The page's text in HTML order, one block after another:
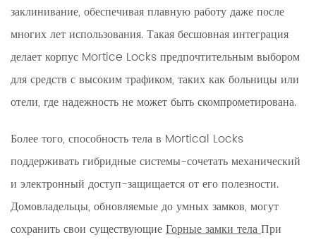
заклинивание, обеспечивая плавную работу даже после
многих лет использования. Такая бесшовная интеграция
делает корпус Mortice Locks предпочтительным выбором
для средств с высоким трафиком, таких как больницы или
отели, где надежность не может быть скомпрометирована.
Более того, способность тела в Mortical Locks
поддерживать гибридные системы-сочетать механический
и электронный доступ-защищается от его полезности.
Домовладельцы, обновляемые до умных замков, могут
сохранить свои существующиеГорные замки телаПри